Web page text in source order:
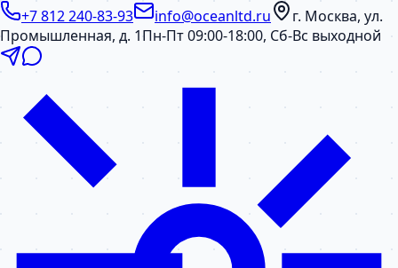
+7 812 240-83-93 info@oceanltd.ru
г. Москва, ул.
Промышленная, д. 1Пн-Пт 09:00-18:00, Сб-Вс выходной